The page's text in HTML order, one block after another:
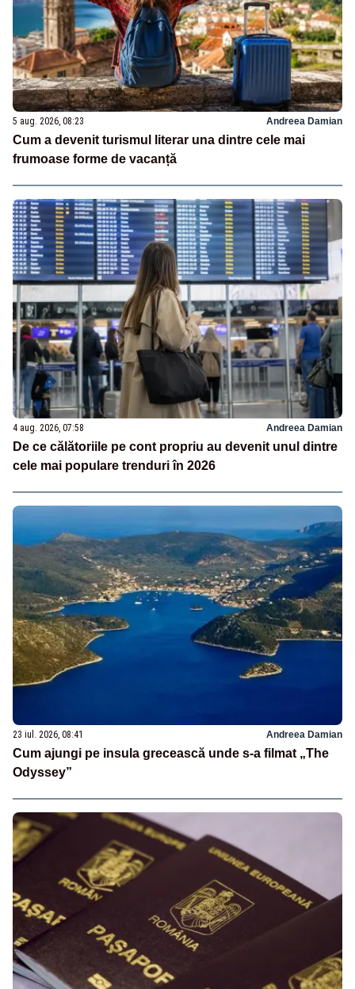
5 aug. 2026, 08:23 Andreea Damian
Cum a devenit turismul literar una dintre cele mai
frumoase forme de vacanță
4 aug. 2026, 07:58 Andreea Damian
De ce călătoriile pe cont propriu au devenit unul dintre
cele mai populare trenduri în 2026
23 iul. 2026, 08:41 Andreea Damian
Cum ajungi pe insula grecească unde s-a filmat „The
Odyssey”